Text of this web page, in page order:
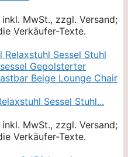
inkl. MwSt., zzgl. Versand;
Verkäufer-Texte.
Sessel Stuhl...
inkl. MwSt., zzgl. Versand;
Verkäufer-Texte.